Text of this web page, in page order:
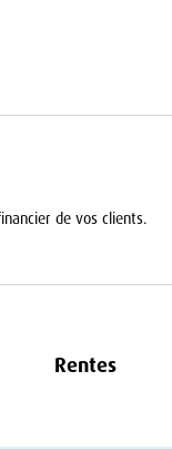
de vos clients.
Rentes